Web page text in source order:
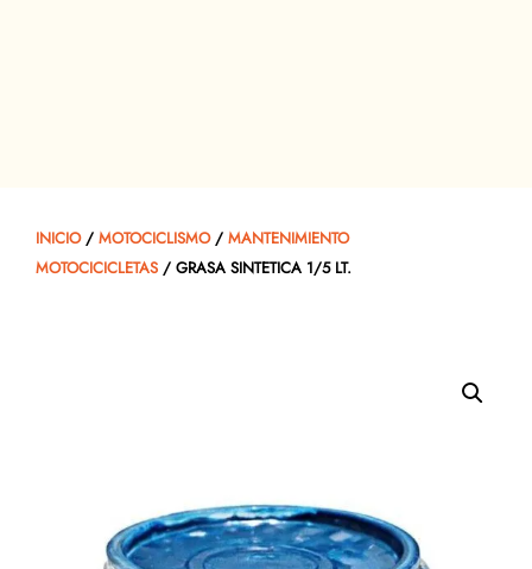
INICIO/ MOTOCICLISMO/ MANTENIMIENTO
MOTOCICICLETAS / GRASA SINTETICA 1/5 LT.